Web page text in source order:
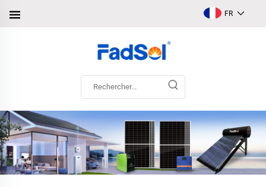
FR